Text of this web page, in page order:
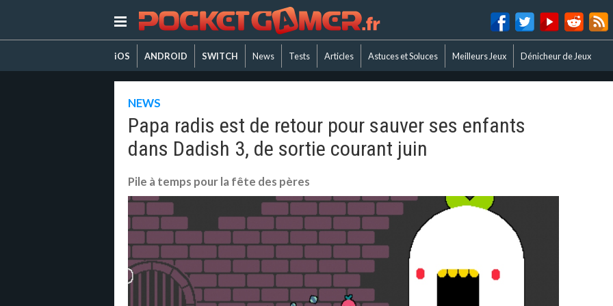
iOS ANDROID SWITCH News Tests Articles Astuces et Soluces Meilleurs Jeux Dénicheur de Jeux
NEWS
Papa radis est de retour pour sauver ses enfants
dans Dadish 3, de sortie courant juin
Pile à temps pour la fête des pères